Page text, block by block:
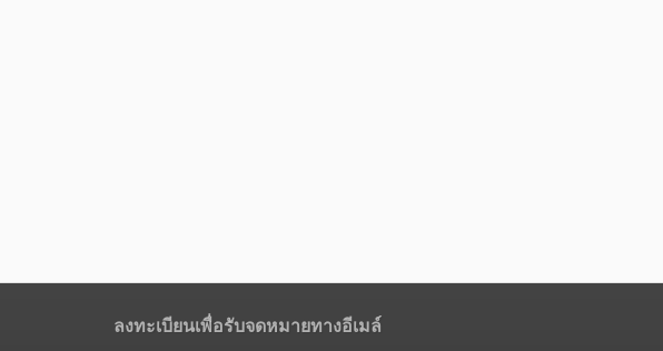
ลงทะเบียนเพื่อรับจดหมายทางอีเมล์